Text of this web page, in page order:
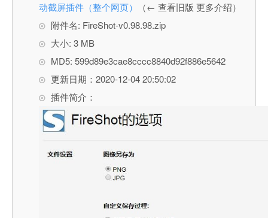
动截屏插件（整个网页）
（← 查看旧版 更多介绍）
附件名: FireShot-v0.98.98.zip
大小: 3 MB
MD5: 599d89e3cae8cccc8840d92f886e5642
更新日期：2020-12-04 20:50:02
插件简介：